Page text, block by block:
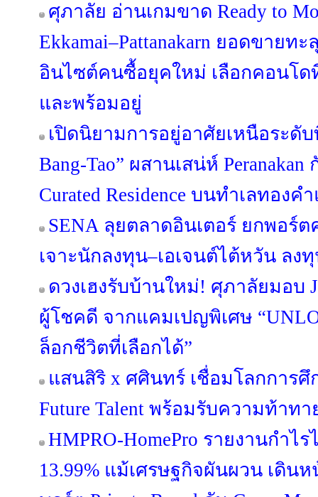
ศุภาลัย อ่านเกมขาด Ready to
Ekkamai–Pattanakarn ยอดขายท
อินไซต์คนซื้อยุคใหม่ เลือกคอนโ
และพร้อมอยู่
เปิดนิยามการอยู่อาศัยเหนือระดับ
Bang-Tao” ผสานเสน่ห์ Peranakan
Curated Residence บนทำเลทองค
SENA ลุยตลาดอินเตอร์ ยกพอร์
เจาะนักลงทุน–เอเจนต์ไต้หวัน ลง
ดวงเฮงรับบ้านใหม่! ศุภาลัยมอบ
ผู้โชคดี จากแคมเปญพิเศษ
ล็อกชีวิตที่เลือกได้”
แสนสิริ x ศศินทร์ เชื่อมโลกการศึ
Future Talent พร้อมรับความท้าท
HMPRO-HomePro รายงานกำไ
13.99% แม้เศรษฐกิจผันผวน เดิน